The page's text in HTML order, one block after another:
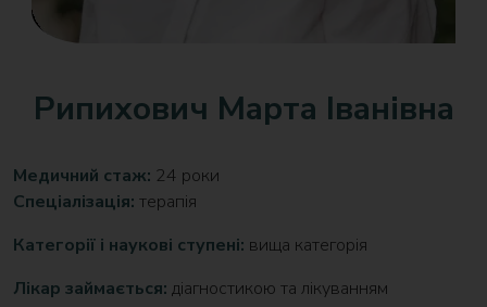
Рипихович Марта Іванівна
Медичний стаж: 24 роки
Спеціалізація: терапія
Категорії і наукові ступені: вища категорія
Лікар займається: діагностикою та лікуванням